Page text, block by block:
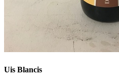
Uis Blancis